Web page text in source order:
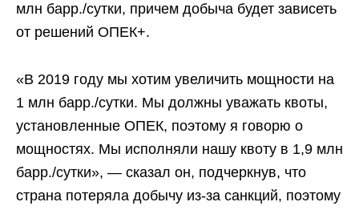
млн барр./сутки, причем добыча будет зависеть
от решений ОПЕК+.
«В 2019 году мы хотим увеличить мощности на
1 млн барр./сутки. Мы должны уважать квоты,
установленные ОПЕК, поэтому я говорю о
мощностях. Мы исполняли нашу квоту в 1,9 млн
барр./сутки», — сказал он, подчеркнув, что
страна потеряла добычу из-за санкций, поэтому